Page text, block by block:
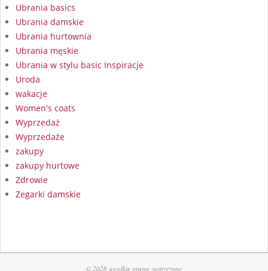
Ubrania basics
Ubrania damskie
Ubrania hurtownia
Ubrania męskie
Ubrania w stylu basic Inspiracje
Uroda
wakacje
Women's coats
Wyprzedaż
Wyprzedaże
zakupy
zakupy hurtowe
Zdrowie
Zegarki damskie
© 2026 wszelkie prawa zastrzeżone